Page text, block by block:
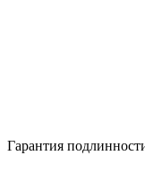
Гарантия